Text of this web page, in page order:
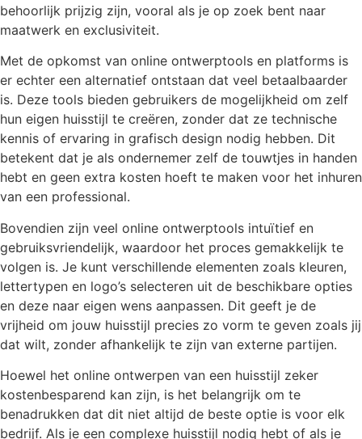
behoorlijk prijzig zijn, vooral als je op zoek bent naar
maatwerk en exclusiviteit.
Met de opkomst van online ontwerptools en platforms is
er echter een alternatief ontstaan dat veel betaalbaarder
is. Deze tools bieden gebruikers de mogelijkheid om zelf
hun eigen huisstijl te creëren, zonder dat ze technische
kennis of ervaring in grafisch design nodig hebben. Dit
betekent dat je als ondernemer zelf de touwtjes in handen
hebt en geen extra kosten hoeft te maken voor het inhuren
van een professional.
Bovendien zijn veel online ontwerptools intuïtief en
gebruiksvriendelijk, waardoor het proces gemakkelijk te
volgen is. Je kunt verschillende elementen zoals kleuren,
lettertypen en logo’s selecteren uit de beschikbare opties
en deze naar eigen wens aanpassen. Dit geeft je de
vrijheid om jouw huisstijl precies zo vorm te geven zoals jij
dat wilt, zonder afhankelijk te zijn van externe partijen.
Hoewel het online ontwerpen van een huisstijl zeker
kostenbesparend kan zijn, is het belangrijk om te
benadrukken dat dit niet altijd de beste optie is voor elk
bedrijf. Als je een complexe huisstijl nodig hebt of als je